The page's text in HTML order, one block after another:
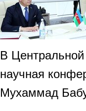
В
научная
Мухаммад